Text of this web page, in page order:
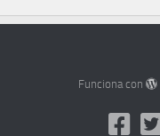
Funciona con